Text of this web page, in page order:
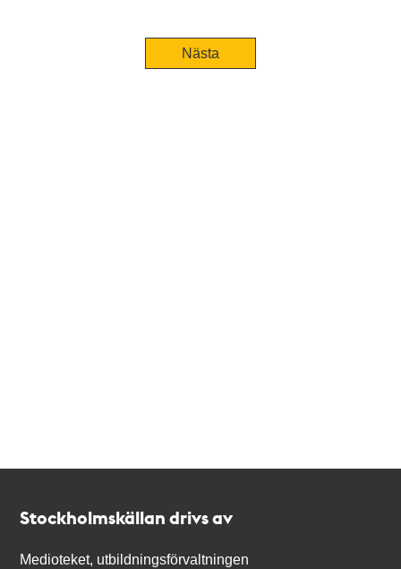
Nästa
Stockholmskällan drivs av
Medioteket, utbildningsförvaltningen